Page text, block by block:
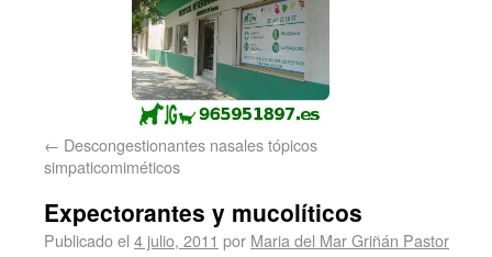
← Descongestionantes nasales tópicos
simpaticomiméticos
Expectorantes y mucolíticos
Publicado el 4 julio, 2011 por Maria del Mar Griñán Pastor